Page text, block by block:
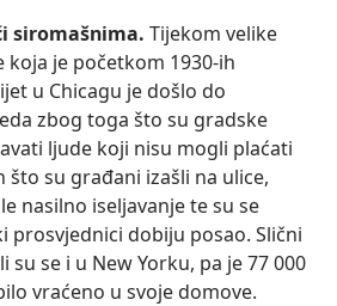
siromašnima. Tijekom velike
koja je početkom 1930-ih
u Chicagu je došlo do
zbog toga što su gradske
ljude koji nisu mogli plaćati
što su građani izašli na ulice,
nasilno iseljavanje te su se
prosvjednici dobiju posao. Slični
su se i u New Yorku, pa je 77 000
vraćeno u svoje domove.